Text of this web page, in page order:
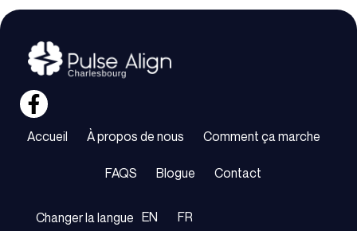
Accueil À propos de nous Comment ça marche
FAQS Blogue Contact
Changer la langue EN FR